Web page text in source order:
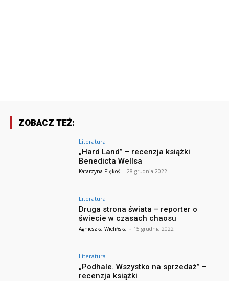
ZOBACZ TEŻ:
Literatura
„Hard Land” – recenzja książki
Benedicta Wellsa
Katarzyna Piękoś - 28 grudnia 2022
Literatura
Druga strona świata – reporter o
świecie w czasach chaosu
Agnieszka Wielińska - 15 grudnia 2022
Literatura
„Podhale. Wszystko na sprzedaż” –
recenzja książki